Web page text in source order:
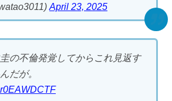
April 23, 2025
の不倫発覚してからこれ見返す
だが。